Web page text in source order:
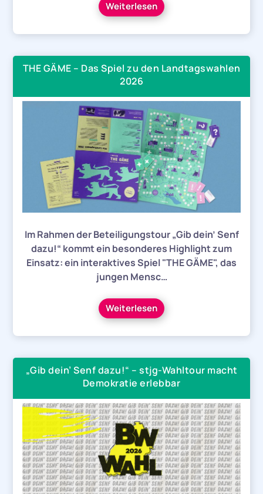
Weiterlesen
THE GÄME – Das Spiel zu den Landtagswahlen
2026
Im Rahmen der Beteiligungstour „Gib dein’ Senf
dazu!“ kommt ein besonderes Highlight zum
Einsatz: ein interaktives Spiel "THE GÄME", das
jungen Mensc…
Weiterlesen
„Gib dein’ Senf dazu!“ – stjg-Wahltour macht
Demokratie erlebbar